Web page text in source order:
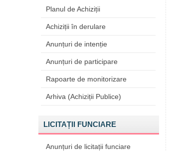
Planul de Achiziții
Achiziții în derulare
Anunțuri de intenție
Anunțuri de participare
Rapoarte de monitorizare
Arhiva (Achiziții Publice)
LICITAȚII FUNCIARE
Anunțuri de licitații funciare